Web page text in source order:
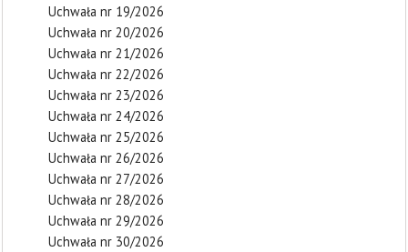
Uchwała nr 19/2026
Uchwała nr 20/2026
Uchwała nr 21/2026
Uchwała nr 22/2026
Uchwała nr 23/2026
Uchwała nr 24/2026
Uchwała nr 25/2026
Uchwała nr 26/2026
Uchwała nr 27/2026
Uchwała nr 28/2026
Uchwała nr 29/2026
Uchwała nr 30/2026